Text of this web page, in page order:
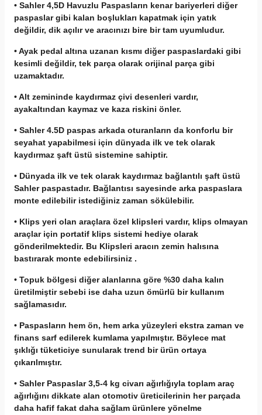
• Sahler 4,5D Havuzlu Paspasların kenar bariyerleri diğer
paspaslar gibi kalan boşlukları kapatmak için yatık
değildir, dik açılır ve aracınızı bire bir tam uyumludur.
• Ayak pedal altına uzanan kısmı diğer paspaslardaki gibi
kesimli değildir, tek parça olarak orijinal parça gibi
uzamaktadır.
• Alt zemininde kaydırmaz çivi desenleri vardır,
ayakaltından kaymaz ve kaza riskini önler.
• Sahler 4.5D paspas arkada oturanların da konforlu bir
seyahat yapabilmesi için dünyada ilk ve tek olarak
kaydırmaz şaft üstü sistemine sahiptir.
• Dünyada ilk ve tek olarak kaydırmaz bağlantılı şaft üstü
Sahler paspastadır. Bağlantısı sayesinde arka paspaslara
monte edilebilir istediğiniz zaman sökülebilir.
• Klips yeri olan araçlara özel klipsleri vardır, klips olmayan
araçlar için portatif klips sistemi hediye olarak
gönderilmektedir. Bu Klipsleri aracın zemin halısına
bastırarak monte edebilirsiniz .
• Topuk bölgesi diğer alanlarına göre %30 daha kalın
üretilmiştir sebebi ise daha uzun ömürlü bir kullanım
sağlamasıdır.
• Paspasların hem ön, hem arka yüzeyleri ekstra zaman ve
finans sarf edilerek kumlama yapılmıştır. Böylece mat
şıklığı tüketiciye sunularak trend bir ürün ortaya
çıkarılmıştır.
• Sahler Paspaslar 3,5-4 kg civarı ağırlığıyla toplam araç
ağırlığını dikkate alan otomotiv üreticilerinin her parçada
daha hafif fakat daha sağlam ürünlere yönelme